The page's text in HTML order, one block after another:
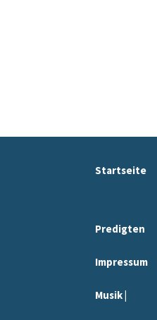
Startseite
Predigten
Impressum
Musik |